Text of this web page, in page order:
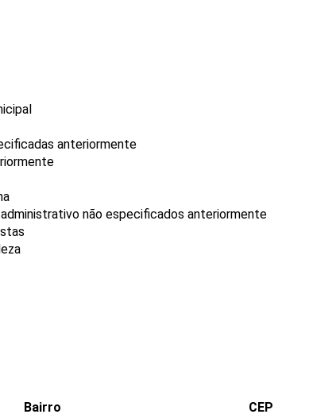
anteriormente
não especificados anteriormente
Bairro
CEP